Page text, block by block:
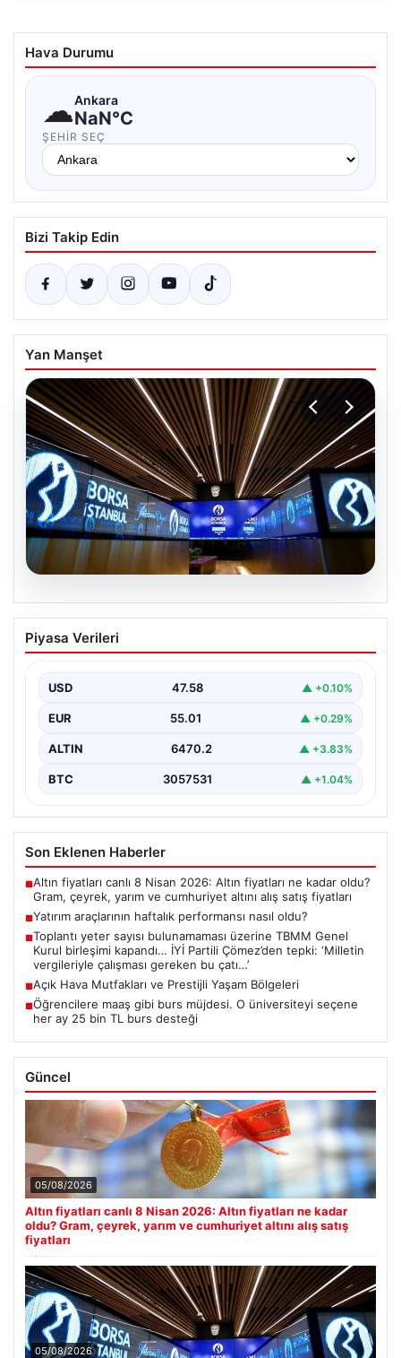
Hava Durumu
☁Ankara
NaN°C
ŞEHIR SEÇ
Bizi Takip Edin
Yan Manşet
05.08.2026
Yatırım araçlarının haftalık performansı
nasıl oldu?
bazda ortalama yüzde 0,27 değer kaybederken,
altının…
Piyasa Verileri
USD 47.58 ▲ +0.10%
EUR 55.01 ▲ +0.29%
ALTIN 6470.2 ▲ +3.83%
BTC 3057531 ▲ +1.04%
Son Eklenen Haberler
■Altın fiyatları canlı 8 Nisan 2026: Altın fiyatları ne kadar oldu?
Gram, çeyrek, yarım ve cumhuriyet altını alış satış fiyatları
■Yatırım araçlarının haftalık performansı nasıl oldu?
■Toplantı yeter sayısı bulunamaması üzerine TBMM Genel
Kurul birleşimi kapandı… İYİ Partili Çömez’den tepki: ‘Milletin
vergileriyle çalışması gereken bu çatı…’
■Açık Hava Mutfakları ve Prestijli Yaşam Bölgeleri
■Öğrencilere maaş gibi burs müjdesi. O üniversiteyi seçene
her ay 25 bin TL burs desteği
Güncel
05/08/2026
Altın fiyatları canlı 8 Nisan 2026: Altın fiyatları ne kadar
oldu? Gram, çeyrek, yarım ve cumhuriyet altını alış satış
fiyatları
05/08/2026